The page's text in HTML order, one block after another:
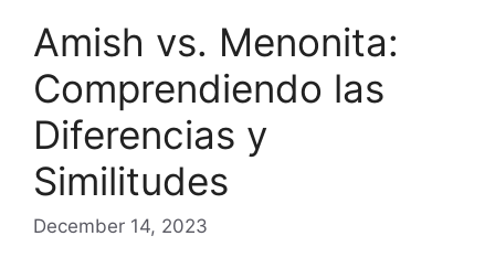
Amish vs. Menonita:
Comprendiendo las
Diferencias y
Similitudes
December 14, 2023